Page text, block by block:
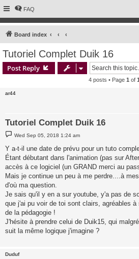
FAQ
Board index
Tutoriel Complet Duik 16
Post Reply
4 posts • Page 1 of 1
ar44
Tutoriel Complet Duik 16
P
o
t
Wed Sep 05, 2018 1:24 am
Y a-t-il une date de prévu pour un tuto
Étant débutant dans l'animation (pas sur
accès à ce logiciel (un GRAND merci au
Mais je continue un peu à me perdre....à
d'où ma question.
Je sais qu'il y en a sur youtube, y'a pas de
que j'ai pu voir de toi sont clairs, agréables
de la pédagogie !
J'hésite à prendre celui de Duik15, qui
suit la même logique j'imagine ?
Duduf